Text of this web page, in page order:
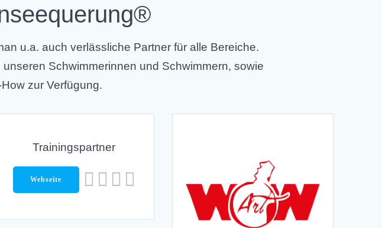
u.a. auch verlässliche Partner für alle Bereiche.
Schwimmerinnen und Schwimmern, sowie
zur Verfügung.
Trainingspartner
Webseite